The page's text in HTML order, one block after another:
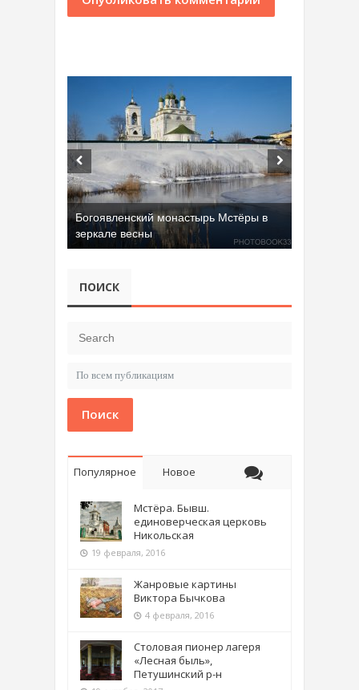
Богоявленский монастырь Мстёры в
зеркале весны
ПОИСК
Поиск
Популярное Новое
Мстёра. Бывш.
единоверческая церковь
Никольская
19 февраля, 2016
Жанровые картины
Виктора Бычкова
4 февраля, 2016
Столовая пионер лагеря
«Лесная быль»,
Петушинский р-н